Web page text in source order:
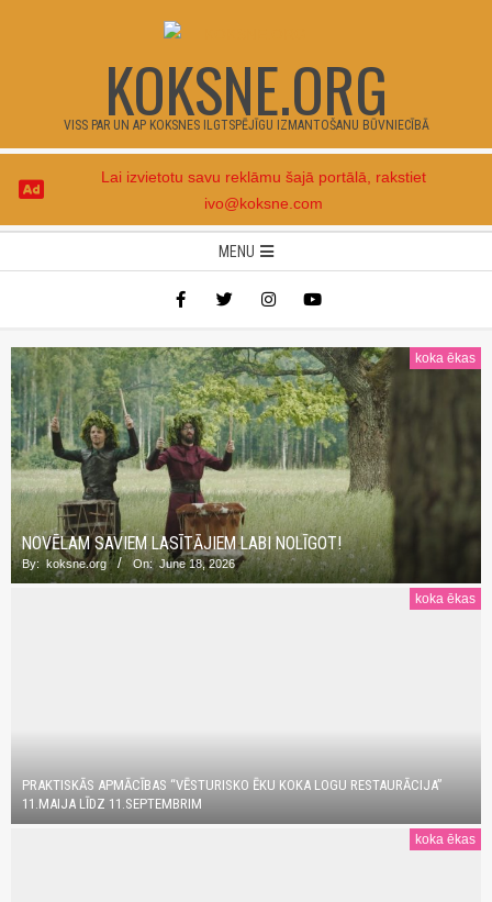
KOKSNE.ORG
VISS PAR UN AP KOKSNES ILGTSPĒJĪGU IZMANTOŠANU BŪVNIECĪBĀ
Lai izvietotu savu reklāmu šajā portālā, rakstiet
ivo@koksne.com
Navigation
MENU
koka ēkas
NOVĒLAM SAVIEM LASĪTĀJIEM LABI NOLĪGOT!
By: koksne.org On: June 18, 2026
koka ēkas
PRAKTISKĀS APMĀCĪBAS “VĒSTURISKO ĒKU KOKA LOGU RESTAURĀCIJA”
11.MAIJA LĪDZ 11.SEPTEMBRIM
koka ēkas